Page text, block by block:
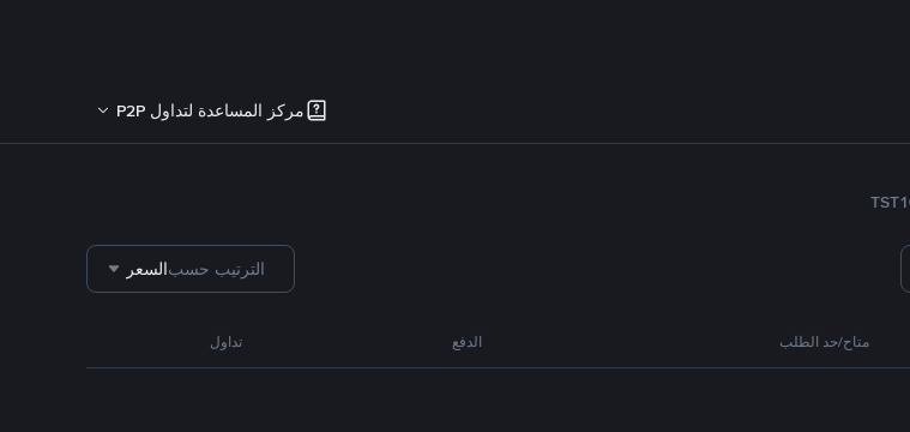
مركز المساعدة لتداول P2P
TST
الترتيب حسبالسعر
متاح/حد الطلب الدفع تداول